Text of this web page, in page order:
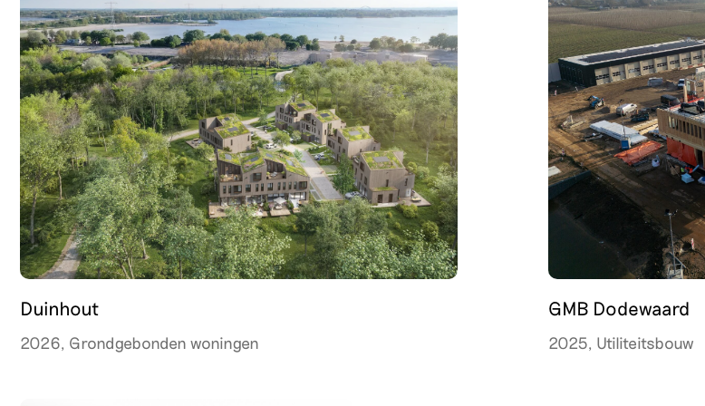
Duinhout
2026, Grondgebonden woningen
GMB Dodewaard
2025, Utiliteitsbouw